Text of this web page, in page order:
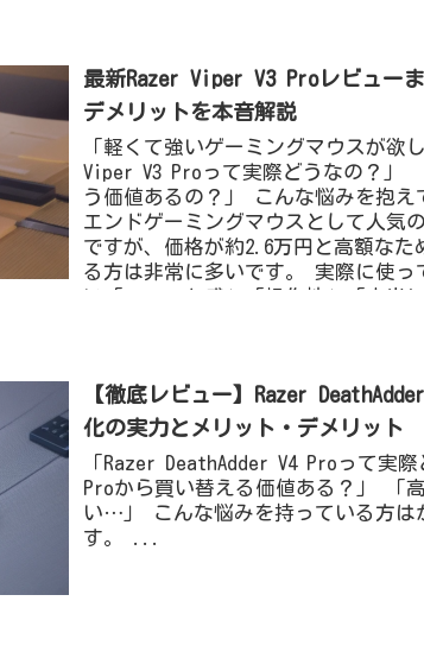
最新Razer Viper V3 Proレビュー
デメリットを本音解説
「軽くて強いゲーミングマウスが欲
Viper V3 Proって実際どうなの？」
う価値あるの？」 こんな悩みを抱え
エンドゲーミングマウスとして人気
ですが、価格が約2.6万円と高額なた
る方は非常に多いです。 実際に使っ
い「フィット感」「操作性」「本当
といった部分は、スペック表だけで
【徹底レビュー】Razer
化の実力とメリット・デメリット
「Razer DeathAdder V4 Proって実
Proから買い替える価値ある？」 「
い…」 こんな悩みを持っている方は
す。 ...